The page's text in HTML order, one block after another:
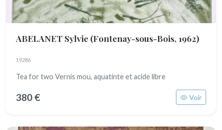
ABELANET Sylvie (Fontenay-sous-Bois, 1962)
19286
Tea for two Vernis mou, aquatinte et acide libre
380 € Voir